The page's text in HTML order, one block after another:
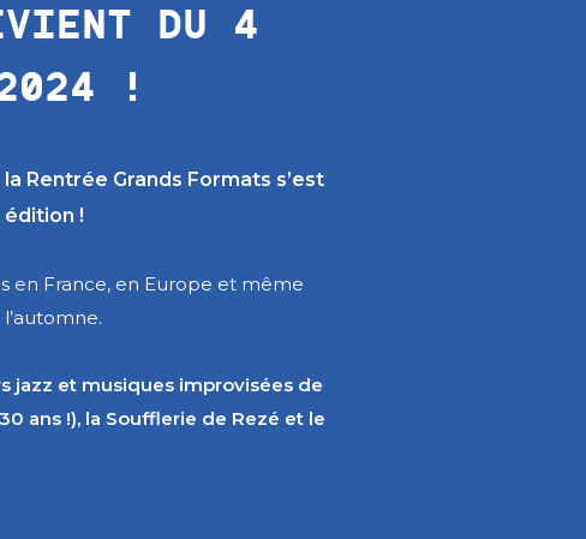
DU 4
2024 !
Rentrée Grands Formats s’est
!
en France, en Europe et même
jazz et musiques improvisées de
ans !), la Soufflerie de Rezé et le